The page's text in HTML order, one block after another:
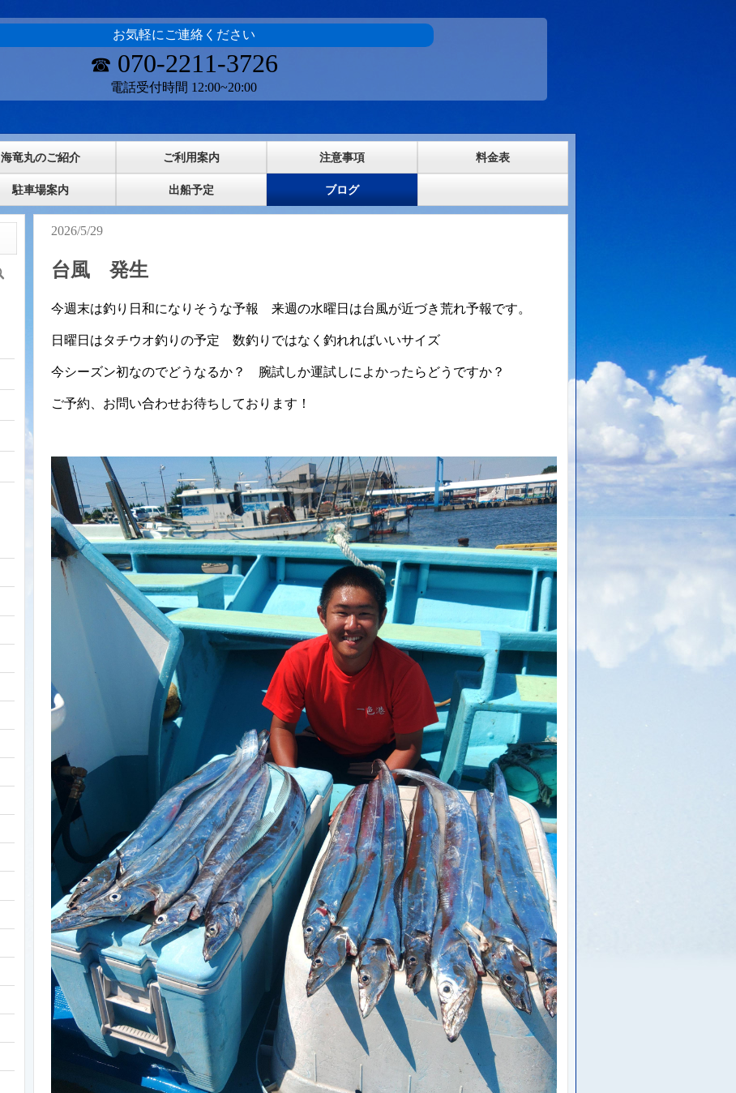
お気軽にご連絡ください
☎ 070-2211-3726
電話受付時間 12:00~20:00
海竜丸のご紹介 ご利用案内 注意事項 料金表
駐車場案内 出船予定 ブログ
2026/5/29
台風 発生
今週末は釣り日和になりそうな予報 来週の水曜日は台風が近づき荒れ予報です。
日曜日はタチウオ釣りの予定 数釣りではなく釣れればいいサイズ
今シーズン初なのでどうなるか？ 腕試しか運試しによかったらどうですか？
ご予約、お問い合わせお待ちしております！